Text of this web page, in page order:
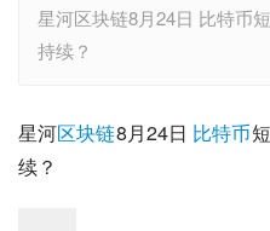
星河区块链8月24日 比特币
持续？
星河区块链8月24日 比特币
续？